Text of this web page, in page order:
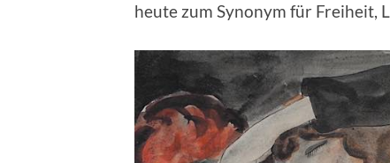
heute zum Synonym für Freiheit,